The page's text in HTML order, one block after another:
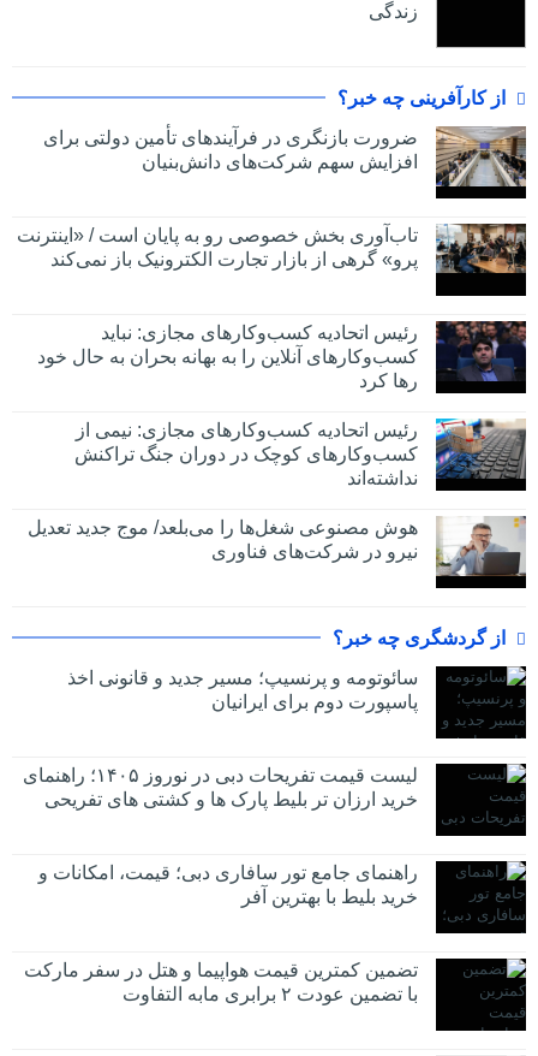
زندگی
از کارآفرینی چه خبر؟
ضرورت بازنگری در فرآیندهای تأمین دولتی برای
افزایش سهم شرکت‌های دانش‌بنیان
تاب‌آوری بخش خصوصی رو به پایان است / «اینترنت
پرو» گرهی از بازار تجارت الکترونیک باز نمی‌کند
رئیس اتحادیه کسب‌وکارهای مجازی: نباید
کسب‌وکارهای آنلاین را به بهانه بحران به حال خود
رها کرد
رئیس اتحادیه کسب‌وکارهای مجازی: نیمی از
کسب‌وکارهای کوچک در دوران جنگ‌ تراکنش
نداشته‌اند
هوش مصنوعی شغل‌ها را می‌بلعد/ موج جدید تعدیل
نیرو در شرکت‌های فناوری
از گردشگری چه خبر؟
سائوتومه و پرنسیپ؛ مسیر جدید و قانونی اخذ
پاسپورت دوم برای ایرانیان
لیست قیمت تفریحات دبی در نوروز ۱۴۰۵؛ راهنمای
خرید ارزان تر بلیط پارک ها و کشتی های تفریحی
راهنمای جامع تور سافاری دبی؛ قیمت، امکانات و
خرید بلیط با بهترین آفر
تضمین کمترین قیمت هواپیما و هتل در سفر مارکت
با تضمین عودت ۲ برابری مابه التفاوت